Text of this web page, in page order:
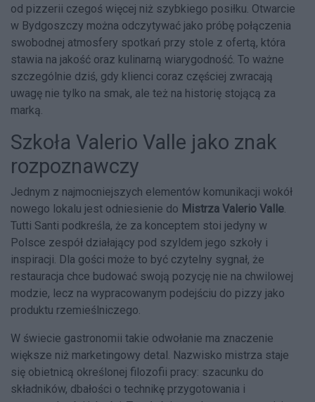
od pizzerii czegoś więcej niż szybkiego posiłku. Otwarcie
w Bydgoszczy można odczytywać jako próbę połączenia
swobodnej atmosfery spotkań przy stole z ofertą, która
stawia na jakość oraz kulinarną wiarygodność. To ważne
szczególnie dziś, gdy klienci coraz częściej zwracają
uwagę nie tylko na smak, ale też na historię stojącą za
marką.
Szkoła Valerio Valle jako znak
rozpoznawczy
Jednym z najmocniejszych elementów komunikacji wokół
nowego lokalu jest odniesienie do Mistrza Valerio Valle.
Tutti Santi podkreśla, że za konceptem stoi jedyny w
Polsce zespół działający pod szyldem jego szkoły i
inspiracji. Dla gości może to być czytelny sygnał, że
restauracja chce budować swoją pozycję nie na chwilowej
modzie, lecz na wypracowanym podejściu do pizzy jako
produktu rzemieślniczego.
W świecie gastronomii takie odwołanie ma znaczenie
większe niż marketingowy detal. Nazwisko mistrza staje
się obietnicą określonej filozofii pracy: szacunku do
składników, dbałości o technikę przygotowania i